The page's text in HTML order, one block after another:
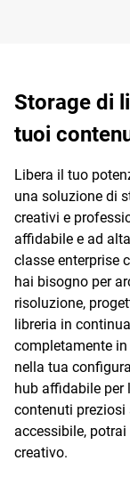
Storage di
tuoi
Libera il tuo
una soluzione di
creativi e
affidabile e ad
classe enterprise
hai bisogno per
risoluzione,
libreria in
completamente
nella tua
hub affidabile per
contenuti
accessibile,
creativo.